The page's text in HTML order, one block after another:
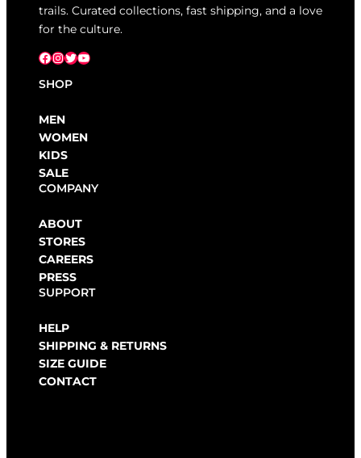
trails. Curated collections, fast shipping, and a love
for the culture.
Facebook InstagramX YouTube
SHOP
MEN
WOMEN
KIDS
SALE
COMPANY
ABOUT
STORES
CAREERS
PRESS
SUPPORT
HELP
SHIPPING & RETURNS
SIZE GUIDE
CONTACT